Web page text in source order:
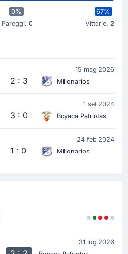
0%
Pareggi:0
67%
Vittorie: 2
15 mag 2026
2 : 3 Millonarios
1 set 2024
3 : 0 Boyaca Patriotas
24 feb 2024
1 : 0 Millonarios
31 lug 2026